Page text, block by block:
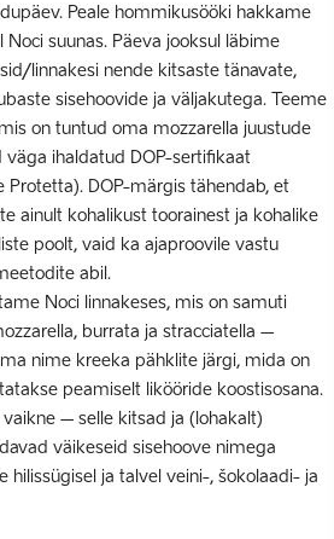
Peale hommikusööki hakkame
suunas. Päeva jooksul läbime
linnakesi nende kitsaste tänavate,
sisehoovide ja väljakutega. Teeme
on tuntud oma mozzarella juustude
ihaldatud DOP-sertifikaat
Protetta). DOP-märgis tähendab, et
ainult kohalikust toorainest ja kohalike
poolt, vaid ka ajaproovile vastu
abil.
Noci linnakeses, mis on samuti
burrata ja stracciatella –
nime kreeka pähklite järgi, mida on
peamiselt likööride koostisosana.
– selle kitsad ja (lohakalt)
väikeseid sisehoove nimega
hilissügisel ja talvel veini-, šokolaadi- ja